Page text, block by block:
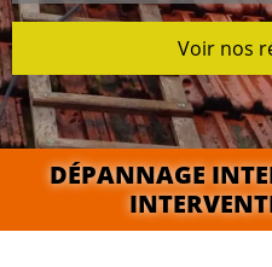
Voir nos
DÉPANNAGE